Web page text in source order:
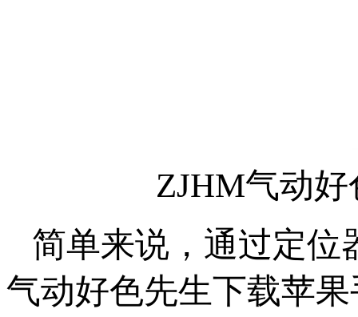
ZJHM气动
简单来说，通过定
气动好色先生下载苹果